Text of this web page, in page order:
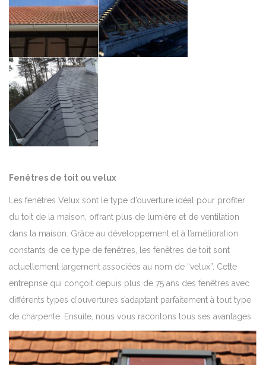
Fenêtres de toit ou velux
Les fenêtres Velux sont le type d’ouverture idéal pour profiter
du toit de la maison, offrant plus de lumière et de ventilation
dans la maison. Grâce au développement et à l’amélioration
constants de ce type de fenêtres, les fenêtres de toit sont
actuellement largement associées au nom de “velux”. Cette
entreprise qui conçoit depuis plus de 75 ans des fenêtres avec
différents types d’ouvertures s’adaptant parfaitement à tout type
de charpente. Ensuite, nous vous racontons tous ses avantages.